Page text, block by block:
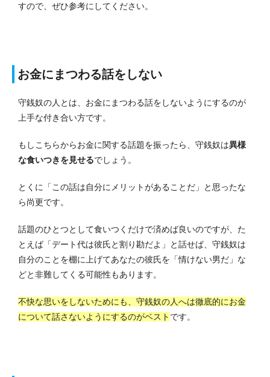
すので、ぜひ参考にしてください。
お金にまつわる話をしない
守銭奴の人とは、お金にまつわる話をしないようにするのが
上手な付き合い方です。
もしこちらからお金に関する話題を振ったら、守銭奴は異様
な食いつきを見せるでしょう。
とくに「この話は自分にメリットがあることだ」と思ったな
ら尚更です。
話題のひとつとして食いつくだけで済めば良いのですが、た
とえば「デート代は彼氏と割り勘だよ」と話せば、守銭奴は
自分のことを棚に上げてあなたの彼氏を「情けない男だ」な
どと非難してくる可能性もあります。
不快な思いをしないためにも、守銭奴の人へは徹底的にお金
について話さないようにするのがベスト です。